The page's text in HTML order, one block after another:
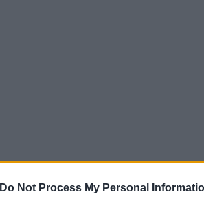
Do Not Process My Personal
«Είμαστε πολύ